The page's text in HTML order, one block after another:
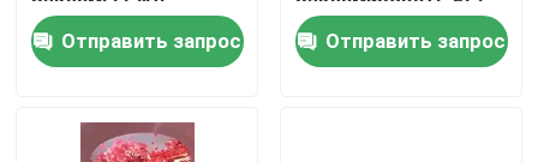
Видео
3.91mm
Отправить запрос
экрана
Отправить запрос